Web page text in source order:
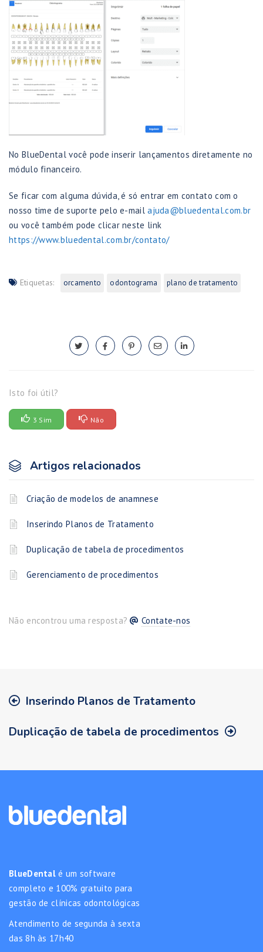
No BlueDental você pode inserir lançamentos diretamente no
módulo financeiro.
Se ficar com alguma dúvida, é só entrar em contato com o
nosso time de suporte pelo e-mailajuda@bluedental.com.br
ou você também pode clicar neste link
https://www.bluedental.com.br/contato/
Etiquetas: orcamento odontograma plano de tratamento
Isto foi útil?
3 Sim Não
Artigos relacionados
Criação de modelos de anamnese
Inserindo Planos de Tratamento
Duplicação de tabela de procedimentos
Gerenciamento de procedimentos
Não encontrou uma resposta? Contate-nos
Inserindo Planos de Tratamento
Duplicação de tabela de procedimentos
BlueDental é um software
completo e 100% gratuito para
gestão de clínicas odontológicas
Atendimento de segunda à sexta
das 8h às 17h40